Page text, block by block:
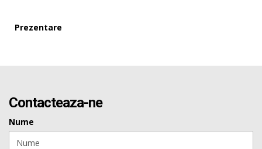
Prezentare
Contacteaza-ne
Nume